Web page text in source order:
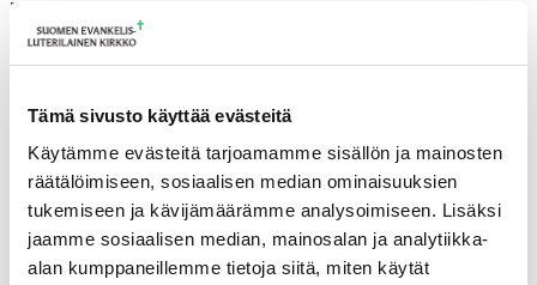
Tämä sivusto käyttää evästeitä
Käytämme evästeitä tarjoamamme sisällön ja mainosten
räätälöimiseen, sosiaalisen median ominaisuuksien
tukemiseen ja kävijämäärämme analysoimiseen. Lisäksi
jaamme sosiaalisen median, mainosalan ja analytiikka-
alan kumppaneillemme tietoja siitä, miten käytät
37 UUSMIES Hannu, pastori, everstiluutnantti evp
I Tampereen hiippakunnan
kirkkodemarit
2 LINTULA Saila, vastaava ohjaaja (diakonissa)
3 PÄIVÄNEN Maria, palvelulinjapäällikkö